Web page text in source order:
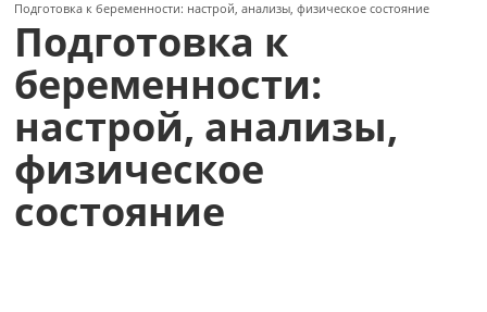
Подготовка к беременности: настрой, анализы, физическое состояние
Подготовка к
беременности:
настрой, анализы,
физическое
состояние